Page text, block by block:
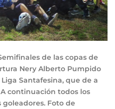
de las copas de
Nery Alberto Pumpido
Santafesina, que de a
continuación todos los
goleadores. Foto de